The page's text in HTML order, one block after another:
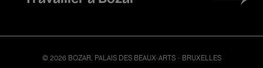
© 2026 BOZAR. PALAIS DES BEAUX-ARTS - BRUXELLES